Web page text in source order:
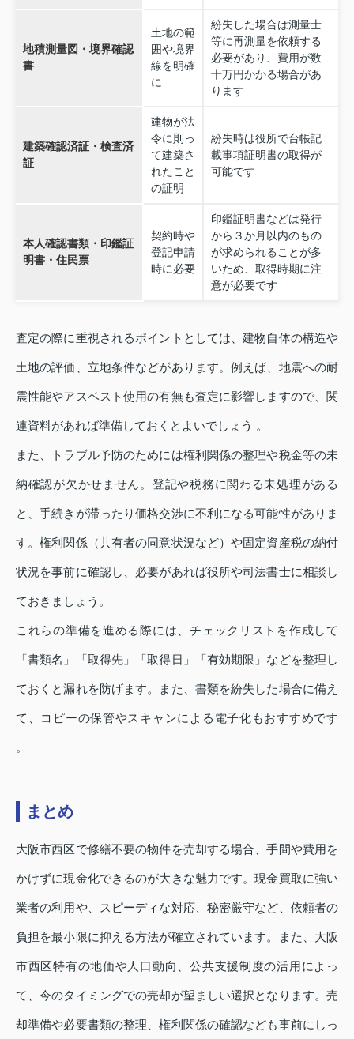
地積測量図・境界確認
書
土地の範
囲や境界
線を明確
に
紛失した場合は測量士
等に再測量を依頼する
必要があり、費用が数
十万円かかる場合があ
ります
建築確認済証・検査済
証
建物が法
令に則っ
て建築さ
れたこと
の証明
紛失時は役所で台帳記
載事項証明書の取得が
可能です
本人確認書類・印鑑証
明書・住民票
契約時や
登記申請
時に必要
印鑑証明書などは発行
から３か月以内のもの
が求められることが多
いため、取得時期に注
意が必要です
査定の際に重視されるポイントとしては、建物自体の構造や
土地の評価、立地条件などがあります。例えば、地震への耐
震性能やアスベスト使用の有無も査定に影響しますので、関
連資料があれば準備しておくとよいでしょう 。
また、トラブル予防のためには権利関係の整理や税金等の未
納確認が欠かせません。登記や税務に関わる未処理がある
と、手続きが滞ったり価格交渉に不利になる可能性がありま
す。権利関係（共有者の同意状況など）や固定資産税の納付
状況を事前に確認し、必要があれば役所や司法書士に相談し
ておきましょう。
これらの準備を進める際には、チェックリストを作成して
「書類名」「取得先」「取得日」「有効期限」などを整理し
ておくと漏れを防げます。また、書類を紛失した場合に備え
て、コピーの保管やスキャンによる電子化もおすすめです
。
まとめ
大阪市西区で修繕不要の物件を売却する場合、手間や費用を
かけずに現金化できるのが大きな魅力です。現金買取に強い
業者の利用や、スピーディな対応、秘密厳守など、依頼者の
負担を最小限に抑える方法が確立されています。また、大阪
市西区特有の地価や人口動向、公共支援制度の活用によっ
て、今のタイミングでの売却が望ましい選択となります。売
却準備や必要書類の整理、権利関係の確認なども事前にしっ